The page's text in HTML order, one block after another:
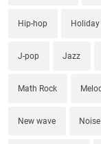
Hip-hop
J-pop Jazz
Math Rock
New wave